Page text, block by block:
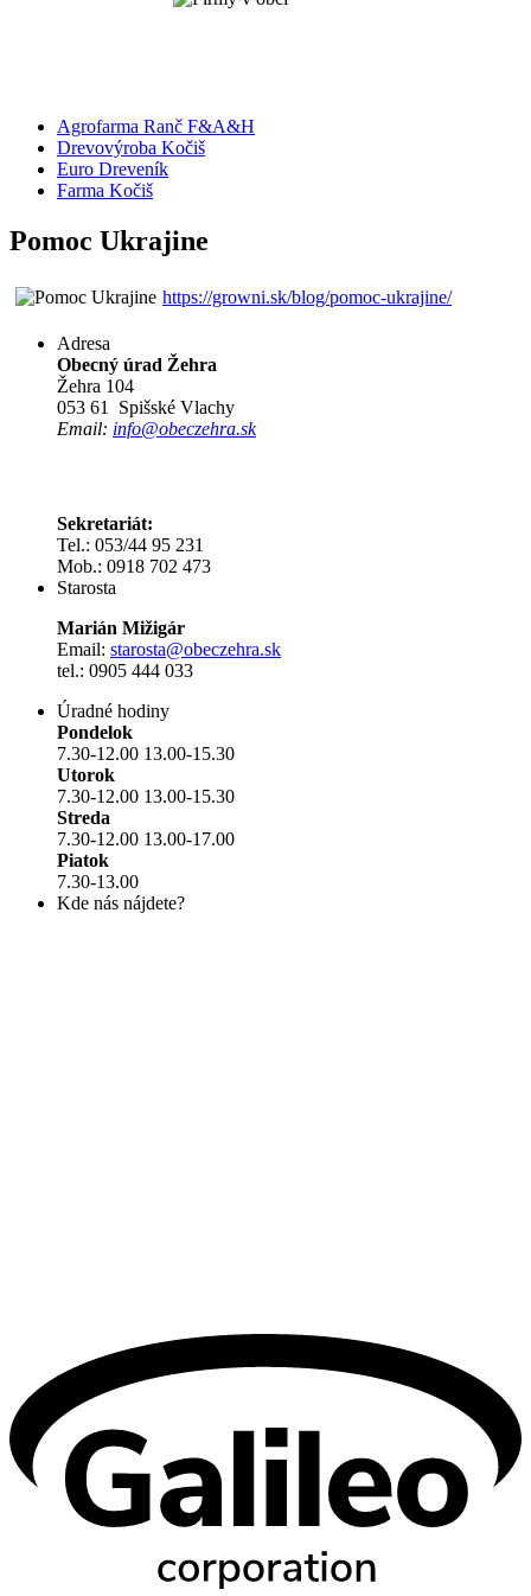
Agrofarma Ranč F&A&H
Drevovýroba Kočiš
Euro Dreveník
Farma Kočiš
Pomoc Ukrajine
https://growni.sk/blog/pomoc-ukrajine/
Adresa
Obecný úrad Žehra
Žehra 104
053 61 Spišské Vlachy
Email: info@obeczehra.sk
Sekretariát:
Tel.: 053/44 95 231
Mob.: 0918 702 473
Starosta
Marián Mižigár
Email: starosta@obeczehra.sk
tel.: 0905 444 033
Úradné hodiny
Pondelok
7.30-12.00 13.00-15.30
Utorok
7.30-12.00 13.00-15.30
Streda
7.30-12.00 13.00-17.00
Piatok
7.30-13.00
Kde nás nájdete?